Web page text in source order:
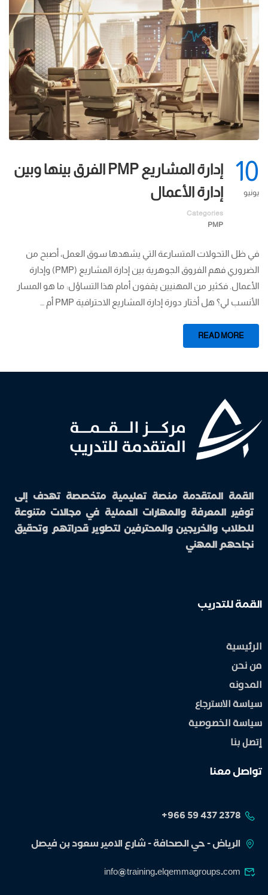
10
يونيو
إدارة المشاريع PMP الفرق بينها وبين
إدارة الأعمال
Categories
PMP
في ظل التحولات المتسارعة التي يشهدها سوق العمل، أصبح من
الضروري فهم الفروق الجوهرية بين إدارة المشاريع (PMP) وإدارة
الأعمال. فكثير من المهنيين يقفون أمام هذا التساؤل: ما هو المسار
الأنسب لي؟ هل أختار دورة إدارة المشاريع الاحترافية PMP أم …
READ MORE
القمة المتقدمة منصة تعليمية متخصصة تهدف إلى
توفير المعرفة والمهارات العملية في مجالات متنوعة
للطلاب والخريجين والمحترفين لتطوير قدراتهم وتحقيق
نجاحهم المهني
القمة للتدريب
الرئيسية
من نحن
المدونه
سياسة الاسترجاع
سياسة الخصوصية
إتصل بنا
تواصل معنا
الرياض - حي الصحافة - شارع الامير سعود بن فيصل
info@training.elqemmagroups.com